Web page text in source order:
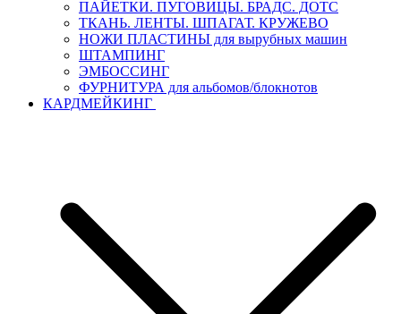
ПАЙЕТКИ. ПУГОВИЦЫ. БРАДС. ДОТС
ТКАНЬ. ЛЕНТЫ. ШПАГАТ. КРУЖЕВО
НОЖИ ПЛАСТИНЫ для вырубных машин
ШТАМПИНГ
ЭМБОССИНГ
ФУРНИТУРА для альбомов/блокнотов
КАРДМЕЙКИНГ